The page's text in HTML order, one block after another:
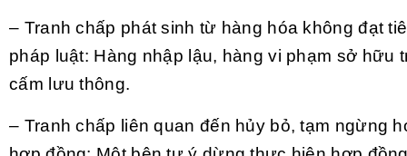
– Tranh chấp phát sinh từ hàng hóa không đạt
pháp luật: Hàng nhập lậu, hàng vi phạm sở hữu
cấm lưu thông.
– Tranh chấp liên quan đến hủy bỏ, tạm ngừng